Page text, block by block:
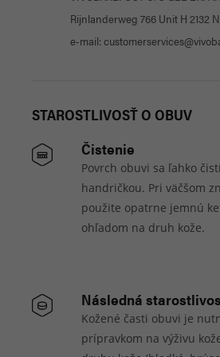
Rijnlanderweg 766 Unit H 2132
e-mail:
STAROSTLIVOSŤ O OBUV
Čistenie
Povrch obuvi sa ľahko
handričkou. Pri väčšom
použite opatrne jemnú
ohľadom na druh kože.
Následná
Kožené časti obuvi je
prípravkom na výživu